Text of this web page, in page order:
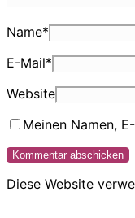
Name*
E-Mail*
Website
Meinen Namen,
Diese Website